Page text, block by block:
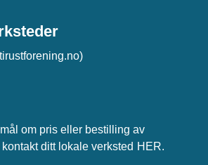
om pris eller bestilling av
ditt lokale verksted HER.